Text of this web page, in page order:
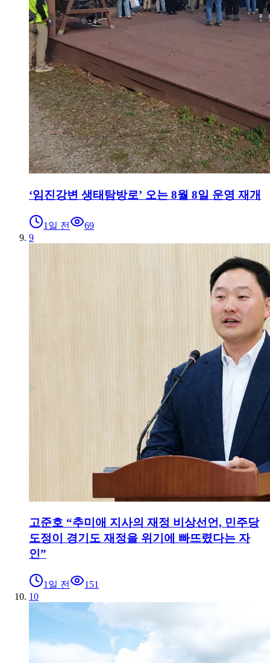
‘임진강변 생태탐방로’ 오는 8월 8일 운영 재개
1일 전
69
9
고준호 “추미애 지사의 재정 비상선언, 민주당
도정이 경기도 재정을 위기에 빠뜨렸다는 자
인”
1일 전
151
10